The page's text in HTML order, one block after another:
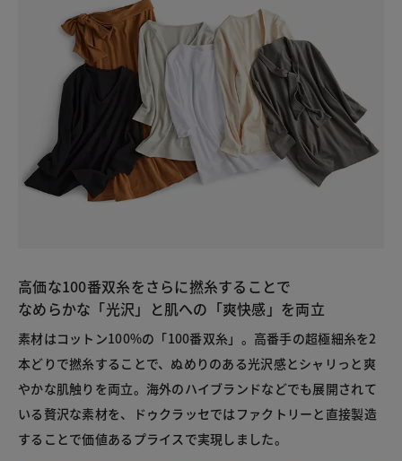
高価な100番双糸をさらに撚糸することで
なめらかな「光沢」と肌への「爽快感」を両立
素材はコットン100%の「100番双糸」。高番手の超極細糸を2
本どりで撚糸することで、ぬめりのある光沢感とシャリっと爽
やかな肌触りを両立。海外のハイブランドなどでも展開されて
いる贅沢な素材を、ドゥクラッセではファクトリーと直接製造
することで価値あるプライスで実現しました。